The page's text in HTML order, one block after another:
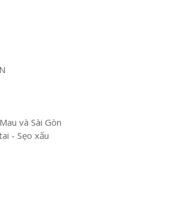
và Sài Gòn
- Sẹo xấu